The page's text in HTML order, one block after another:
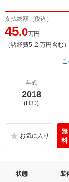
支払総額（税込）
45.0万円
（諸経費5 .2 万円含む）
年式
2018
(H30)
無
料
状態 装